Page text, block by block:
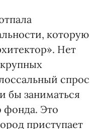
которую
Нет
спрос
бы заниматься
фонда. Это
приступает